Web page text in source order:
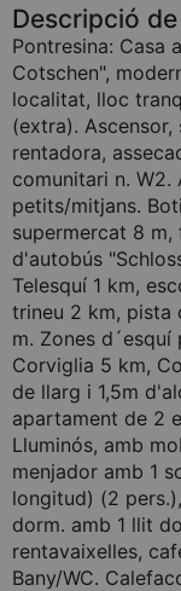
Descripció
Pontresina: Casa
Cotschen",
localitat, lloc
(extra).
rentadora,
comunitari n.
petits/mitjans.
supermercat 8 m,
d'autobús
Telesquí 1 km,
trineu 2 km, pista
m. Zones
Corviglia 5 km,
de llarg i 1,5m
apartament de 2
Lluminós, amb
menjador amb 1
longitud) (2
dorm. amb 1 llit
rentavaixelles,
Bany/WC.